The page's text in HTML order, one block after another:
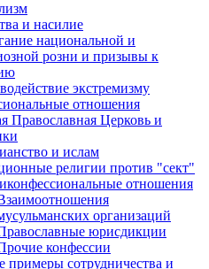
и насилие
национальной и
розни и призывы к
экстремизму
отношения
Православная Церковь и
и ислам
религии против "сект"
отношения
организаций
юрисдикции
конфессии
примеры сотрудничества и